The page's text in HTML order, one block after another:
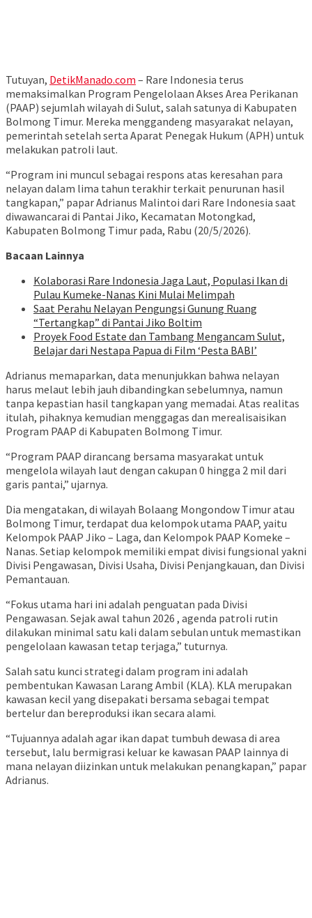
Tutuyan, DetikManado.com – Rare Indonesia terus
memaksimalkan Program Pengelolaan Akses Area Perikanan
(PAAP) sejumlah wilayah di Sulut, salah satunya di Kabupaten
Bolmong Timur. Mereka menggandeng masyarakat nelayan,
pemerintah setelah serta Aparat Penegak Hukum (APH) untuk
melakukan patroli laut.
“Program ini muncul sebagai respons atas keresahan para
nelayan dalam lima tahun terakhir terkait penurunan hasil
tangkapan,” papar Adrianus Malintoi dari Rare Indonesia saat
diwawancarai di Pantai Jiko, Kecamatan Motongkad,
Kabupaten Bolmong Timur pada, Rabu (20/5/2026).
Bacaan Lainnya
Kolaborasi Rare Indonesia Jaga Laut, Populasi Ikan di
Pulau Kumeke-Nanas Kini Mulai Melimpah
Saat Perahu Nelayan Pengungsi Gunung Ruang
“Tertangkap” di Pantai Jiko Boltim
Proyek Food Estate dan Tambang Mengancam Sulut,
Belajar dari Nestapa Papua di Film ‘Pesta BABI’
Adrianus memaparkan, data menunjukkan bahwa nelayan
harus melaut lebih jauh dibandingkan sebelumnya, namun
tanpa kepastian hasil tangkapan yang memadai. Atas realitas
itulah, pihaknya kemudian menggagas dan merealisaisikan
Program PAAP di Kabupaten Bolmong Timur.
“Program PAAP dirancang bersama masyarakat untuk
mengelola wilayah laut dengan cakupan 0 hingga 2 mil dari
garis pantai,” ujarnya.
Dia mengatakan, di wilayah Bolaang Mongondow Timur atau
Bolmong Timur, terdapat dua kelompok utama PAAP, yaitu
Kelompok PAAP Jiko – Laga, dan Kelompok PAAP Komeke –
Nanas. Setiap kelompok memiliki empat divisi fungsional yakni
Divisi Pengawasan, Divisi Usaha, Divisi Penjangkauan, dan Divisi
Pemantauan.
“Fokus utama hari ini adalah penguatan pada Divisi
Pengawasan. Sejak awal tahun 2026 , agenda patroli rutin
dilakukan minimal satu kali dalam sebulan untuk memastikan
pengelolaan kawasan tetap terjaga,” tuturnya.
Salah satu kunci strategi dalam program ini adalah
pembentukan Kawasan Larang Ambil (KLA). KLA merupakan
kawasan kecil yang disepakati bersama sebagai tempat
bertelur dan bereproduksi ikan secara alami.
“Tujuannya adalah agar ikan dapat tumbuh dewasa di area
tersebut, lalu bermigrasi keluar ke kawasan PAAP lainnya di
mana nelayan diizinkan untuk melakukan penangkapan,” papar
Adrianus.